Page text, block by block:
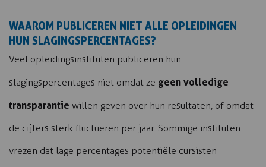
WAAROM PUBLICEREN NIET ALLE OPLEIDINGEN
HUN SLAGINGSPERCENTAGES?
Veel opleidingsinstituten publiceren hun
slagingspercentages niet omdat ze geen volledige
transparantie willen geven over hun resultaten, of omdat
de cijfers sterk fluctueren per jaar. Sommige instituten
vrezen dat lage percentages potentiële cursisten